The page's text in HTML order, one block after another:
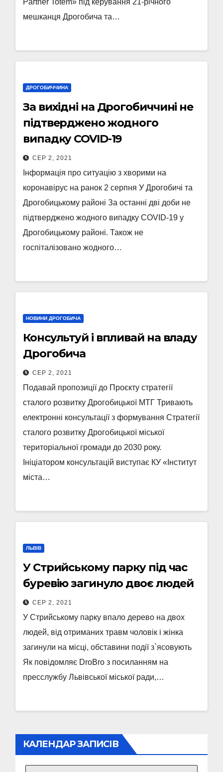
Partner Totem» під керування 21-річного
мешканця Дрогобича та…
ДРОГОБИЧЧИНА
За вихідні на Дрогобиччині не
підтверджено жодного
випадку COVID-19
СЕР 2, 2021
Інформація про ситуацію з хворими на
коронавірус на ранок 2 серпня У Дрогобичі та
Дрогобицькому районі За останні дві доби не
підтверджено жодного випадку COVID-19 у
Дрогобицькому районі. Також не
госпіталізовано жодного…
НОВИНИ ДРОГОБИЧА
Консультуй і впливай на владу
Дрогобича
СЕР 2, 2021
Подавай пропозиції до Проєкту стратегії
сталого розвитку Дрогобицької МТГ Тривають
електронні консультації з формування Стратегії
сталого розвитку Дрогобицької міської
територіальної громади до 2030 року.
Ініціатором консультацій виступає КУ «Інститут
міста…
ЛЬВІВ
У Стрийському парку під час
буревію загинуло двоє людей
СЕР 2, 2021
У Стрийському парку впало дерево на двох
людей, від отриманих травм чоловік і жінка
загинули на місці, обставини події з`ясовують
Як повідомляє DroBro з посиланням на
пресслужбу Львівської міської ради,…
КАЛЕНДАР ЗАПИСІВ